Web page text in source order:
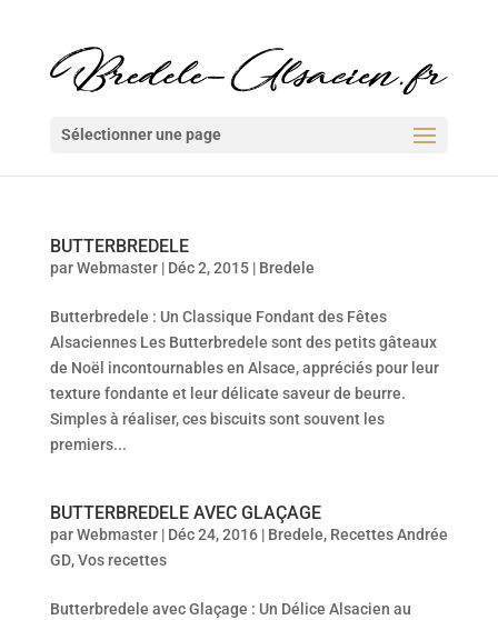
Sélectionner une page
BUTTERBREDELE
parWebmaster| Déc 2, 2015| Bredele
Butterbredele : Un Classique Fondant des Fêtes
Alsaciennes Les Butterbredele sont des petits gâteaux
de Noël incontournables en Alsace, appréciés pour leur
texture fondante et leur délicate saveur de beurre.
Simples à réaliser, ces biscuits sont souvent les
premiers...
BUTTERBREDELE AVEC GLAÇAGE
parWebmaster| Déc 24, 2016| Bredele, Recettes Andrée
GD,Vos recettes
Butterbredele avec Glaçage : Un Délice Alsacien au